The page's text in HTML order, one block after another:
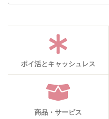
ポイ活とキャッシュレス
商品・サービス